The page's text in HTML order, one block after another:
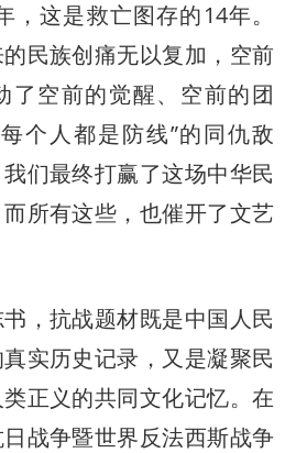
，这是救亡图存的14年。
民族创痛无以复加，空前
了空前的觉醒、空前的团
个人都是防线”的同仇敌
们最终打赢了这场中华民
所有这些，也催开了文艺
，抗战题材既是中国人民
实历史记录，又是凝聚民
正义的共同文化记忆。在
战争暨世界反法西斯战争